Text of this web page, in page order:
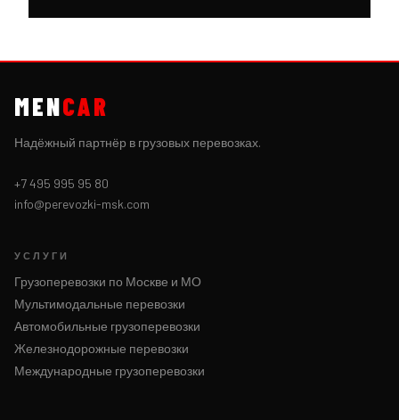
MENCAR
Надёжный партнёр в грузовых перевозках.
+7 495 995 95 80
info@perevozki-msk.com
УСЛУГИ
Грузоперевозки по Москве и МО
Мультимодальные перевозки
Автомобильные грузоперевозки
Железнодорожные перевозки
Международные грузоперевозки